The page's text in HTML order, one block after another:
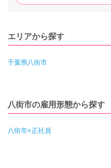
エリアから探す
千葉県八街市
八街市の雇用形態から探す
八街市×正社員